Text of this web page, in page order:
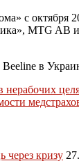
с октября
MTG AB
в
нерабочих
через кризу